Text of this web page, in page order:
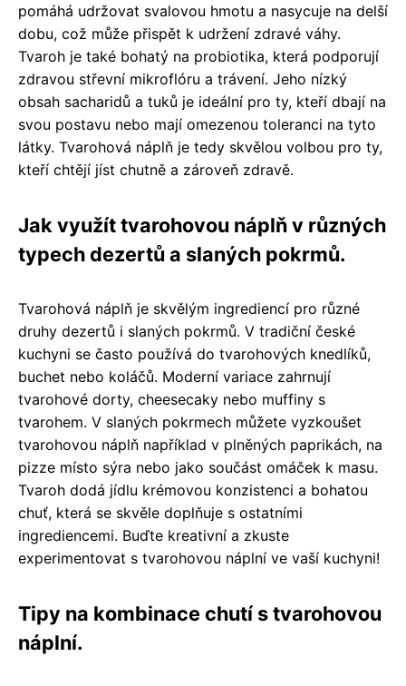
pomáhá udržovat svalovou hmotu a nasycuje na delší
dobu, což může přispět k udržení zdravé váhy.
Tvaroh je také bohatý na probiotika, která podporují
zdravou střevní mikroflóru a trávení. Jeho nízký
obsah sacharidů a tuků je ideální pro ty, kteří dbají na
svou postavu nebo mají omezenou toleranci na tyto
látky. Tvarohová náplň je tedy skvělou volbou pro ty,
kteří chtějí jíst chutně a zároveň zdravě.
Jak využít tvarohovou náplň v různých
typech dezertů a slaných pokrmů.
Tvarohová náplň je skvělým ingrediencí pro různé
druhy dezertů i slaných pokrmů. V tradiční české
kuchyni se často používá do tvarohových knedlíků,
buchet nebo koláčů. Moderní variace zahrnují
tvarohové dorty, cheesecaky nebo muffiny s
tvarohem. V slaných pokrmech můžete vyzkoušet
tvarohovou náplň například v plněných paprikách, na
pizze místo sýra nebo jako součást omáček k masu.
Tvaroh dodá jídlu krémovou konzistenci a bohatou
chuť, která se skvěle doplňuje s ostatními
ingrediencemi. Buďte kreativní a zkuste
experimentovat s tvarohovou náplní ve vaší kuchyni!
Tipy na kombinace chutí s tvarohovou
náplní.